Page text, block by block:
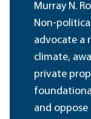
Murray N.
Non-
advocate a
climate,
private
and